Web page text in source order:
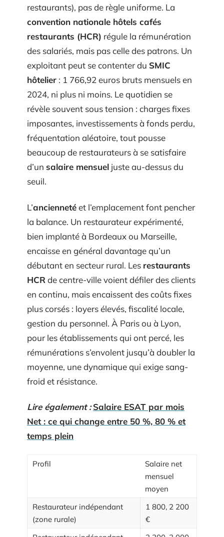
restaurants), pas de règle uniforme. La
convention nationale hôtels cafés
restaurants (HCR) régule la rémunération
des salariés, mais pas celle des patrons. Un
exploitant peut se contenter du SMIC
hôtelier : 1 766,92 euros bruts mensuels en
2024, ni plus ni moins. Le quotidien se
révèle souvent sous tension : charges fixes
imposantes, investissements à fonds perdu,
fréquentation aléatoire, tout pousse
beaucoup de restaurateurs à se satisfaire
d’un salaire mensuel juste au-dessus du
seuil.
L’anciennetéet l’emplacement font pencher
la balance. Un restaurateur expérimenté,
bien implanté à Bordeaux ou Marseille,
encaisse en général davantage qu’un
débutant en secteur rural. Les restaurants
HCR de centre-ville voient défiler des clients
en continu, mais encaissent des coûts fixes
plus corsés : loyers élevés, fiscalité locale,
gestion du personnel. À Paris ou à Lyon,
pour les établissements qui ont percé, les
rémunérations s’envolent jusqu’à doubler la
moyenne, une dynamique qui exige sang-
froid et résistance.
Lire également : Salaire ESAT par mois
Net : ce qui change entre 50 %, 80 % et
temps plein
Profil
Salaire net
mensuel
moyen
Restaurateur indépendant
(zone rurale)
1 800, 2 200
€